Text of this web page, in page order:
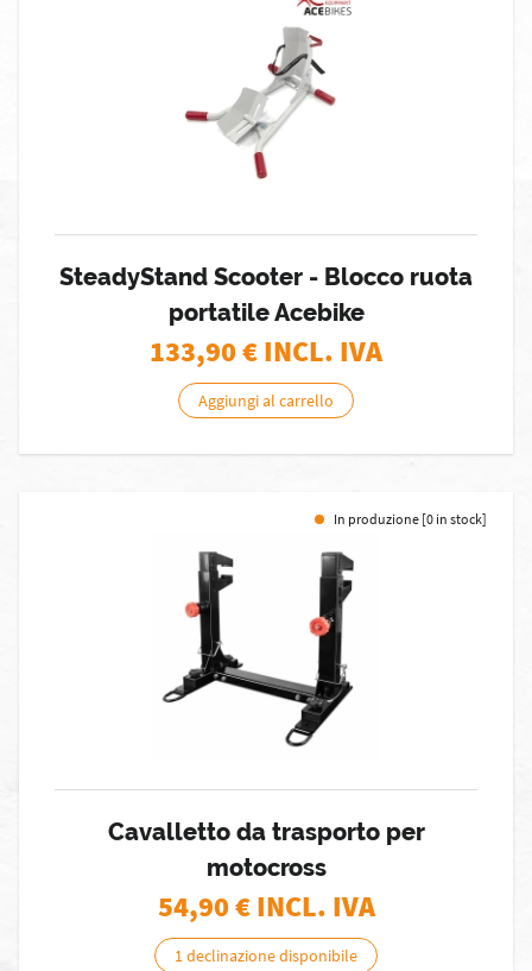
SteadyStand Scooter - Blocco ruota
portatile Acebike
133,90€ INCL. IVA
Aggiungi al carrello
In produzione [0 in stock]
Cavalletto da trasporto per
motocross
54,90€ INCL. IVA
1 declinazione disponibile